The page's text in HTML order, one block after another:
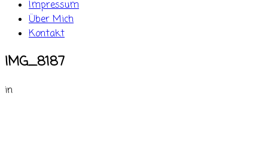
Impressum
Über Mich
Kontakt
IMG_8187
in